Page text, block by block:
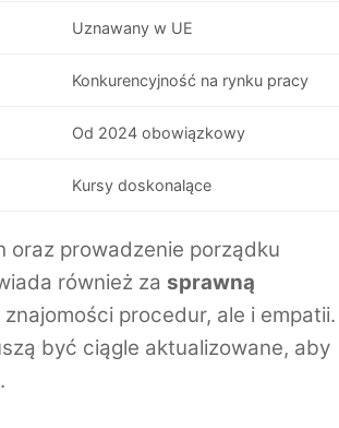
Uznawany w UE
Konkurencyjność na rynku pracy
Od 2024 obowiązkowy
Kursy doskonalące
oraz prowadzenie porządku
również za sprawną
procedur, ale i empatii.
być ciągle aktualizowane, aby